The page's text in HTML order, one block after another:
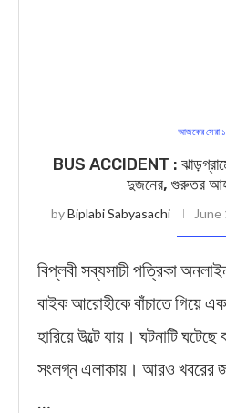
আজকের সেরা
BUS ACCIDENT : ঝাড়গ্রামে
দুজনের, গুরুতর
byBiplabi Sabyasachi June
বিপ্লবী সব্যসাচী পত্রিকা
বাইক আরোহীকে বাঁচাতে গিয়ে
হারিয়ে উল্টে যায়। ঘটনাটি ঘটেছে
সংলগ্ন এলাকায়। আরও খবরের
…